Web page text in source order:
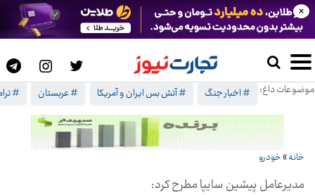
موضوعات داغ: # اخبار جنگ # آتش بس ایران و آمریکا # عربستان #
×
خانه» خودرو
مدیرعامل پیشین سایپا مطرح کرد: